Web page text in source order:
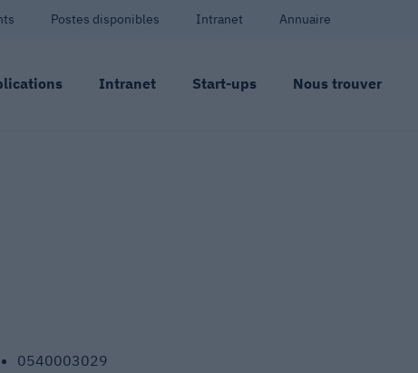
Intranet Start-ups Nous trouver
Postes disponibles Intranet Annuaire
0540003029